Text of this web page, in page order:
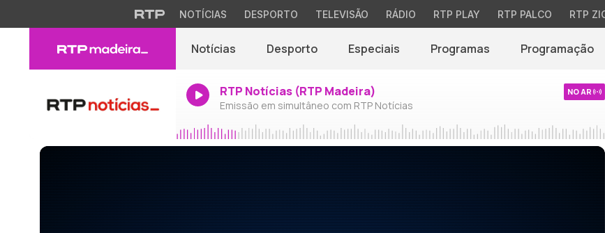
NOTÍCIAS DESPORTO TELEVISÃO RÁDIO RTP PLAY RTP PALCO RTP
Notícias Desporto Especiais Programas Programação
RTP Notícias (RTP Madeira)
Emissão em simultâneo com RTP Notícias
NO AR